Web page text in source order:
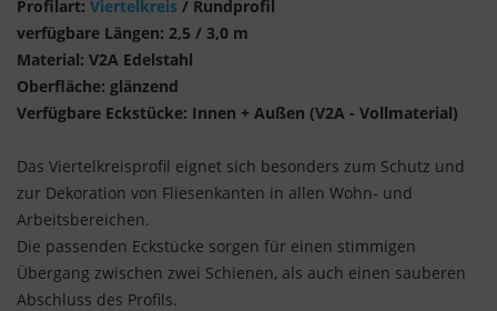
Profilart: Viertelkreis / Rundprofil
verfügbare Längen: 2,5 / 3,0 m
Material: V2A Edelstahl
Oberfläche: glänzend
Verfügbare Eckstücke: Innen + Außen (V2A - Vollmaterial)
Das Viertelkreisprofil eignet sich besonders zum Schutz und
zur Dekoration von Fliesenkanten in allen Wohn- und
Arbeitsbereichen.
Die passenden Eckstücke sorgen für einen stimmigen
Übergang zwischen zwei Schienen, als auch einen sauberen
Abschluss des Profils.